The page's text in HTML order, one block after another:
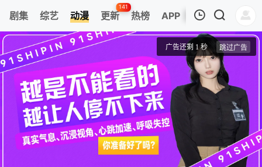
剧集 综艺 动漫 更新
141
热榜 APP
我的观影记录
第01集
风夏
清空